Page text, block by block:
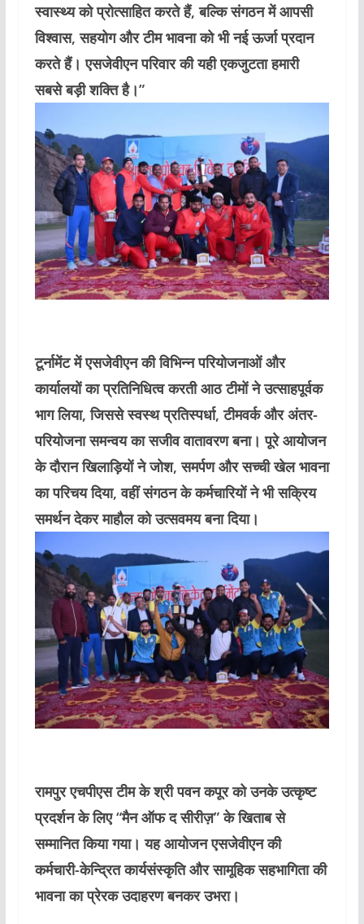
स्वास्थ्य को प्रोत्साहित करते हैं, बल्कि संगठन में आपसी
विश्वास, सहयोग और टीम भावना को भी नई ऊर्जा प्रदान
करते हैं। एसजेवीएन परिवार की यही एकजुटता हमारी
सबसे बड़ी शक्ति है।”
टूर्नामेंट में एसजेवीएन की विभिन्न परियोजनाओं और
कार्यालयों का प्रतिनिधित्व करती आठ टीमों ने उत्साहपूर्वक
भाग लिया, जिससे स्वस्थ प्रतिस्पर्धा, टीमवर्क और अंतर-
परियोजना समन्वय का सजीव वातावरण बना। पूरे आयोजन
के दौरान खिलाड़ियों ने जोश, समर्पण और सच्ची खेल भावना
का परिचय दिया, वहीं संगठन के कर्मचारियों ने भी सक्रिय
समर्थन देकर माहौल को उत्सवमय बना दिया।
रामपुर एचपीएस टीम के श्री पवन कपूर को उनके उत्कृष्ट
प्रदर्शन के लिए “मैन ऑफ द सीरीज़” के खिताब से
सम्मानित किया गया। यह आयोजन एसजेवीएन की
कर्मचारी-केन्द्रित कार्यसंस्कृति और सामूहिक सहभागिता की
भावना का प्रेरक उदाहरण बनकर उभरा।